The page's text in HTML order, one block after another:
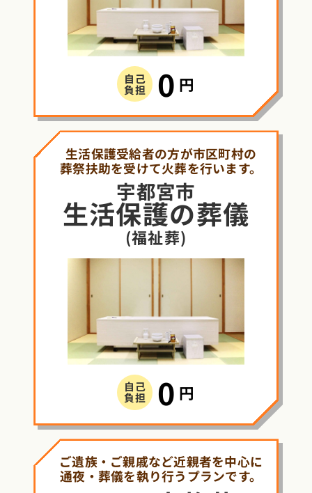
自己
負担 0 円
生活保護受給者の方が市区町村の
葬祭扶助を受けて火葬を行います。
宇都宮市
生活保護の葬儀
(福祉葬)
自己
負担 0 円
ご遺族・ご親戚など近親者を中心に
通夜・葬儀を執り行うプランです。